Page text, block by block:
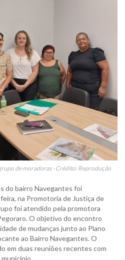
de moradoras - Crédito: Reprodução
do bairro Navegantes foi
na Promotoria de Justiça de
foi atendido pela promotora
O objetivo do encontro
de mudanças junto ao Plano
ao Bairro Navegantes. O
em duas reuniões recentes com